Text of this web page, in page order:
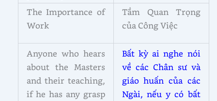
The Importance of
Work
Tầm Quan Trọng
của Công Việc
Anyone who hears
about the Masters
and their teaching,
if he has any grasp
Bất kỳ ai nghe nói
về các Chân sư và
giáo huấn của các
Ngài, nếu y có bất